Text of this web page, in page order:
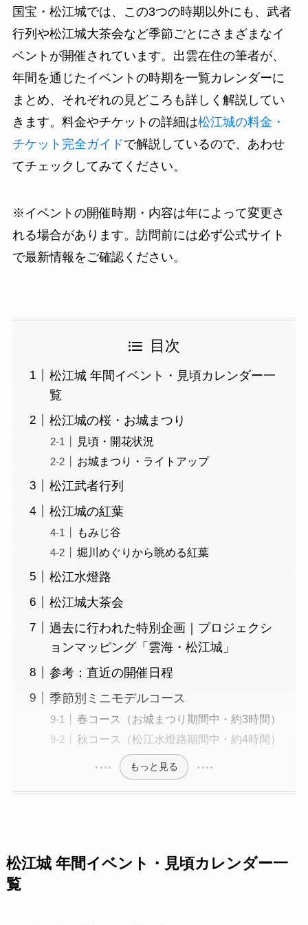
国宝・松江城では、この3つの時期以外にも、武者
行列や松江城大茶会など季節ごとにさまざまなイ
ベントが開催されています。出雲在住の筆者が、
年間を通じたイベントの時期を一覧カレンダーに
まとめ、それぞれの見どころも詳しく解説してい
きます。料金やチケットの詳細は松江城の料金・
チケット完全ガイドで解説しているので、あわせ
てチェックしてみてください。
※イベントの開催時期・内容は年によって変更さ
れる場合があります。訪問前には必ず公式サイト
で最新情報をご確認ください。
目次
松江城 年間イベント・見頃カレンダー一
覧
松江城の桜・お城まつり
見頃・開花状況
お城まつり・ライトアップ
松江武者行列
松江城の紅葉
もみじ谷
堀川めぐりから眺める紅葉
松江水燈路
松江城大茶会
過去に行われた特別企画｜プロジェクシ
ョンマッピング「雲海・松江城」
参考：直近の開催日程
季節別ミニモデルコース
春コース（お城まつり期間中・約3時間）
秋コース（松江水燈路期間中・約4時間）
もっと見る
松江城 年間イベント・見頃カレンダー一
覧